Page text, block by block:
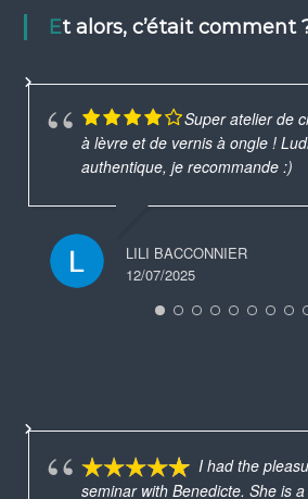
Et alors, c’était comment
Super atelier de
à lèvre et de vernis à ongle !
authentique, je recommande :)
LILI BACCONNIER
12/07/2025
I had the
seminar with Benedicte. She is